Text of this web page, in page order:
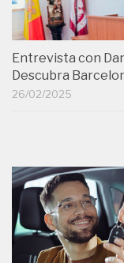
Entrevista con
Descubra
26/02/2025